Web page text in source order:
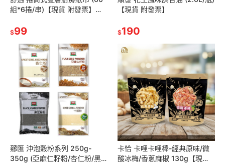
組*6捲/串)【現貨 附發票】
$99
【現貨 附發票】
$190
薌匯 沖泡穀粉系列 250g-
350g (亞麻仁籽粉/杏仁粉/黑
卡恰 卡哩卡哩棒-經典原味/微
酸冰梅/香蔥麻椒 130g【現